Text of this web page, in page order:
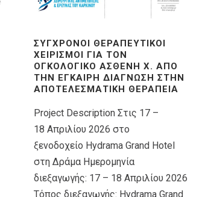
ΣΎΓΧΡΟΝΟΙ ΘΕΡΑΠΕΥΤΙΚΟΊ
ΧΕΙΡΙΣΜΟΊ ΓΙΑ ΤΟΝ
ΟΓΚΟΛΟΓΙΚΌ ΑΣΘΕΝΉ X. ΑΠΌ
ΤΗΝ ΈΓΚΑΙΡΗ ΔΙΆΓΝΩΣΗ ΣΤΗΝ
ΑΠΟΤΕΛΕΣΜΑΤΙΚΉ ΘΕΡΑΠΕΊΑ
Project Description Στις 17 –
18 Απριλίου 2026 στο
ξενοδοχείο Hydrama Grand Hotel
στη Δράμα Ημερομηνία
διεξαγωγής: 17 – 18 Απριλίου 2026
Τόπος διεξαγωγής: Hydrama Grand